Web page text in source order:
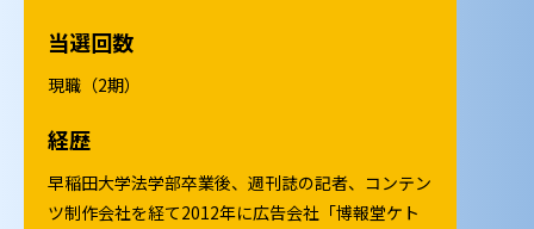
当選回数
現職（2期）
経歴
早稲田大学法学部卒業後、週刊誌の記者、コンテン
ツ制作会社を経て2012年に広告会社「博報堂ケト